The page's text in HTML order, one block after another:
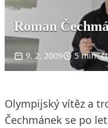
Roman
9. 2. 2009 5 min.
Olympijský vítěz a
Čechmánek se po